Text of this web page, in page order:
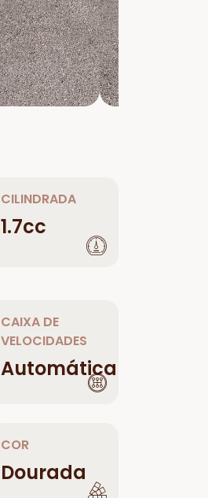
CILINDRADA
1.7cc
CAIXA DE
VELOCIDADES
Automática
COR
Dourada